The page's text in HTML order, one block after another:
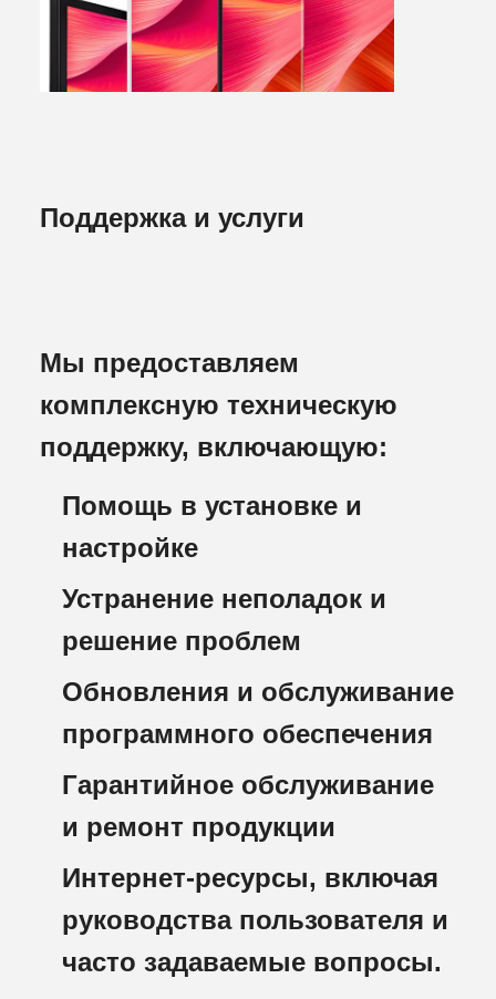
Поддержка и услуги
Мы предоставляем
комплексную техническую
поддержку, включающую:
Помощь в установке и
настройке
Устранение неполадок и
решение проблем
Обновления и обслуживание
программного обеспечения
Гарантийное обслуживание
и ремонт продукции
Интернет-ресурсы, включая
руководства пользователя и
часто задаваемые вопросы.